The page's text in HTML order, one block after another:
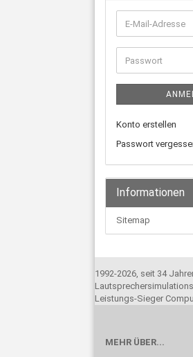
E-
Mail-
Adresse
Passwort
Konto erstellen
Passwort
Informationen
Sitemap
1992-2026, seit 34
Leistungs-Sieger
MEHR ÜBER...